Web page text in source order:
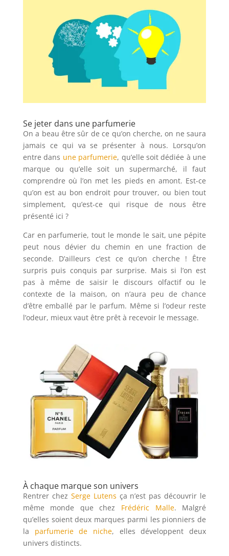
Se jeter dans une parfumerie
On a beau être sûr de ce qu’on cherche, on ne saura
jamais ce qui va se présenter à nous. Lorsqu’on
entre dans une parfumerie, qu’elle soit dédiée à une
marque ou qu’elle soit un supermarché, il faut
comprendre où l’on met les pieds en amont. Est-ce
qu’on est au bon endroit pour trouver, ou bien tout
simplement, qu’est-ce qui risque de nous être
présenté ici ?
Car en parfumerie, tout le monde le sait, une pépite
peut nous dévier du chemin en une fraction de
seconde. D’ailleurs c’est ce qu’on cherche ! Être
surpris puis conquis par surprise. Mais si l’on est
pas à même de saisir le discours olfactif ou le
contexte de la maison, on n’aura peu de chance
d’être emballé par le parfum. Même si l’odeur reste
l’odeur, mieux vaut être prêt à recevoir le message.
À chaque marque son univers
Rentrer chez Serge Lutens ça n’est pas découvrir le
même monde que chez Frédéric Malle. Malgré
qu’elles soient deux marques parmi les pionniers de
la parfumerie de niche, elles développent deux
univers distincts.